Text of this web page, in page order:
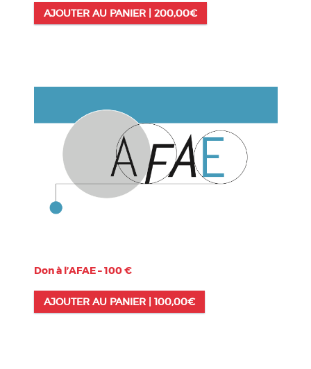
AJOUTER AU PANIER | 200,00€
Don à l’AFAE – 100 €
AJOUTER AU PANIER | 100,00€